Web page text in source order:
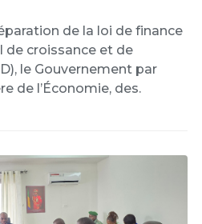
de la loi de finance
de croissance et de
le Gouvernement par
de l’Économie, des.